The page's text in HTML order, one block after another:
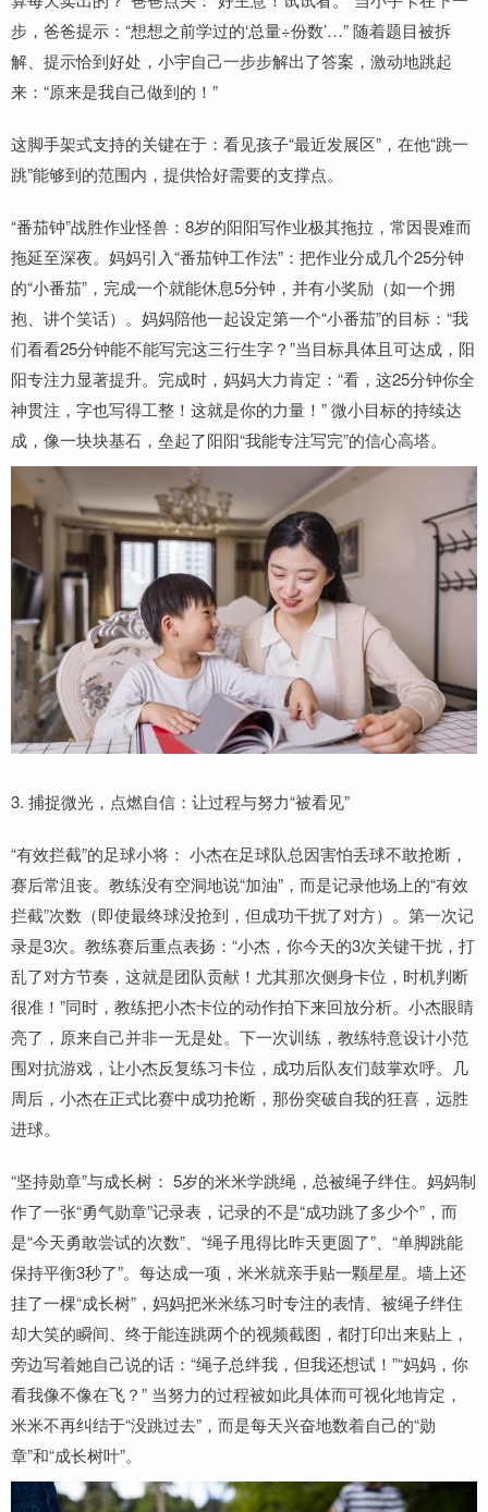
步，爸爸提示：“想想之前学过的‘总量÷份数’…” 随着题目被拆
解、提示恰到好处，小宇自己一步步解出了答案，激动地跳起
来：“原来是我自己做到的！”
这脚手架式支持的关键在于：看见孩子“最近发展区”，在他“跳一
跳”能够到的范围内，提供恰好需要的支撑点。
“番茄钟”战胜作业怪兽：8岁的阳阳写作业极其拖拉，常因畏难而
拖延至深夜。妈妈引入“番茄钟工作法”：把作业分成几个25分钟
的“小番茄”，完成一个就能休息5分钟，并有小奖励（如一个拥
抱、讲个笑话）。妈妈陪他一起设定第一个“小番茄”的目标：“我
们看看25分钟能不能写完这三行生字？”当目标具体且可达成，阳
阳专注力显著提升。完成时，妈妈大力肯定：“看，这25分钟你全
神贯注，字也写得工整！这就是你的力量！” 微小目标的持续达
成，像一块块基石，垒起了阳阳“我能专注写完”的信心高塔。
3. 捕捉微光，点燃自信：让过程与努力“被看见”
“有效拦截”的足球小将： 小杰在足球队总因害怕丢球不敢抢断，
赛后常沮丧。教练没有空洞地说“加油”，而是记录他场上的“有效
拦截”次数（即使最终球没抢到，但成功干扰了对方）。第一次记
录是3次。教练赛后重点表扬：“小杰，你今天的3次关键干扰，打
乱了对方节奏，这就是团队贡献！尤其那次侧身卡位，时机判断
很准！”同时，教练把小杰卡位的动作拍下来回放分析。小杰眼睛
亮了，原来自己并非一无是处。下一次训练，教练特意设计小范
围对抗游戏，让小杰反复练习卡位，成功后队友们鼓掌欢呼。几
周后，小杰在正式比赛中成功抢断，那份突破自我的狂喜，远胜
进球。
“坚持勋章”与成长树： 5岁的米米学跳绳，总被绳子绊住。妈妈制
作了一张“勇气勋章”记录表，记录的不是“成功跳了多少个”，而
是“今天勇敢尝试的次数”、“绳子甩得比昨天更圆了”、“单脚跳能
保持平衡3秒了”。每达成一项，米米就亲手贴一颗星星。墙上还
挂了一棵“成长树”，妈妈把米米练习时专注的表情、被绳子绊住
却大笑的瞬间、终于能连跳两个的视频截图，都打印出来贴上，
旁边写着她自己说的话：“绳子总绊我，但我还想试！”“妈妈，你
看我像不像在飞？” 当努力的过程被如此具体而可视化地肯定，
米米不再纠结于“没跳过去”，而是每天兴奋地数着自己的“勋
章”和“成长树叶”。